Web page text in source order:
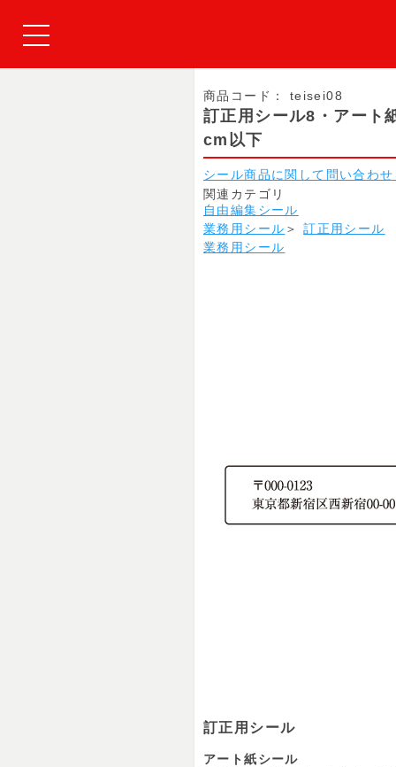
商品コード： teisei08
訂正用シール8・アート
cm以下
シール商品に関して問い合わ
関連カテゴリ
自由編集シール
業務用シール ＞
訂正用シール
業務用シール
訂正用シール
アート紙シール